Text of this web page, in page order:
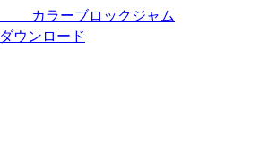
カラーブロックジャム
ダウンロード